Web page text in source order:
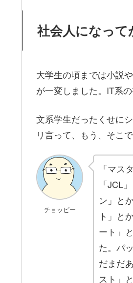
社会人になっ
大学生の頃までは小説
が一変しました。IT系
文系学生だったくせに
リ言って、もう、そこ
チョッピー
「マス
「JCL
ン」と
ト」と
ート」
た。パ
だまだ
スト」